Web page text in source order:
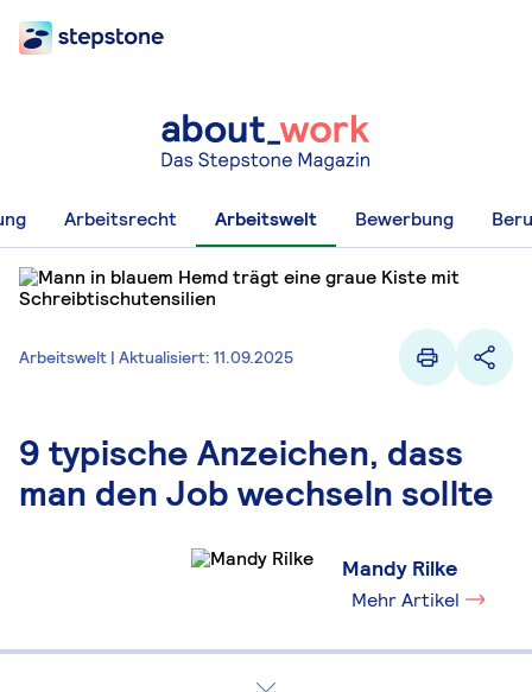
Arbeitsrecht Arbeitswelt Bewerbung
Arbeitswelt | Aktualisiert: 11.09.2025
9 typische Anzeichen, dass
man den Job wechseln sollte
Mandy Rilke
Mehr Artikel